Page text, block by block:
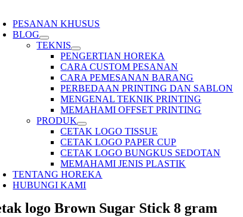
PESANAN KHUSUS
BLOG
TEKNIS
PENGERTIAN HOREKA
CARA CUSTOM PESANAN
CARA PEMESANAN BARANG
PERBEDAAN PRINTING DAN SABLON
MENGENAL TEKNIK PRINTING
MEMAHAMI OFFSET PRINTING
PRODUK
CETAK LOGO TISSUE
CETAK LOGO PAPER CUP
CETAK LOGO BUNGKUS SEDOTAN
MEMAHAMI JENIS PLASTIK
TENTANG HOREKA
HUBUNGI KAMI
logo Brown Sugar Stick 8 gram